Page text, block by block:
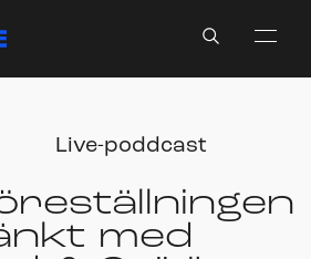
Live-poddcast
med